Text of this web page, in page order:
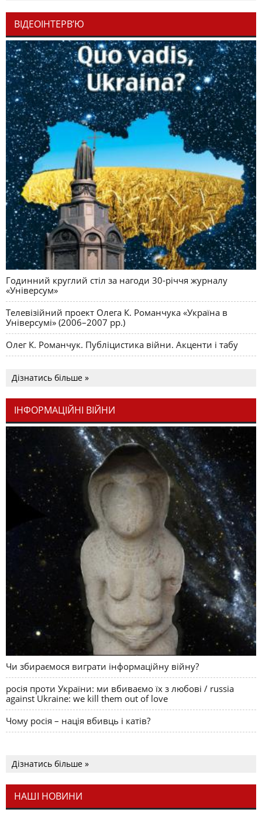
ВІДЕОІНТЕРВ’Ю
Годинний круглий стіл за нагоди 30-річчя журналу
«Універсум»
Телевізійний проект Олега К. Романчука «Україна в
Універсумі» (2006–2007 рр.)
Олег К. Романчук. Публіцистика війни. Акценти і табу
Дізнатись більше »
ІНФОРМАЦІЙНІ ВІЙНИ
Чи збираємося виграти інформаційну війну?
росія проти України: ми вбиваємо їх з любові / russia
against Ukraine: we kill them out of love
Чому росія – нація вбивць і катів?
Дізнатись більше »
НАШІ НОВИНИ